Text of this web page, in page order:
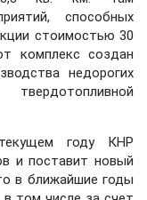
способных
стоимостью 30
комплекс создан
недорогих
году КНР
и поставит новый
в ближайшие годы